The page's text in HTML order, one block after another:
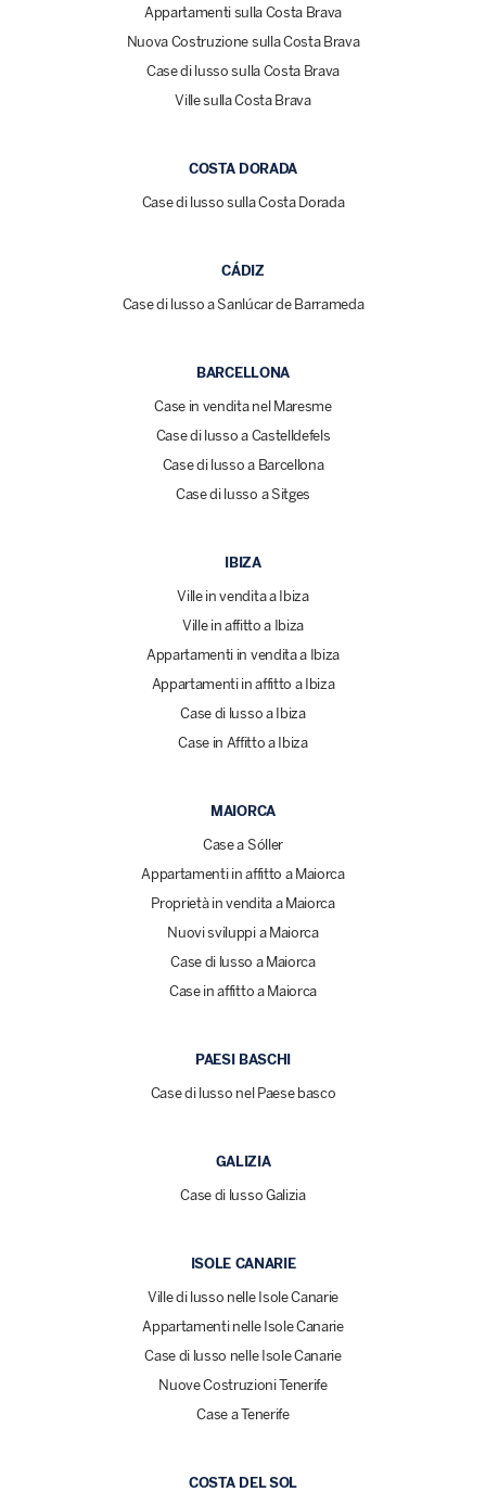
Appartamenti sulla Costa Brava
Nuova Costruzione sulla Costa Brava
Case di lusso sulla Costa Brava
Ville sulla Costa Brava
COSTA DORADA
Case di lusso sulla Costa Dorada
CÁDIZ
Case di lusso a Sanlúcar de Barrameda
BARCELLONA
Case in vendita nel Maresme
Case di lusso a Castelldefels
Case di lusso a Barcellona
Case di lusso a Sitges
IBIZA
Ville in vendita a Ibiza
Ville in affitto a Ibiza
Appartamenti in vendita a Ibiza
Appartamenti in affitto a Ibiza
Case di lusso a Ibiza
Case in Affitto a Ibiza
MAIORCA
Case a Sóller
Appartamenti in affitto a Maiorca
Proprietà in vendita a Maiorca
Nuovi sviluppi a Maiorca
Case di lusso a Maiorca
Case in affitto a Maiorca
PAESI BASCHI
Case di lusso nel Paese basco
GALIZIA
Case di lusso Galizia
ISOLE CANARIE
Ville di lusso nelle Isole Canarie
Appartamenti nelle Isole Canarie
Case di lusso nelle Isole Canarie
Nuove Costruzioni Tenerife
Case a Tenerife
COSTA DEL SOL